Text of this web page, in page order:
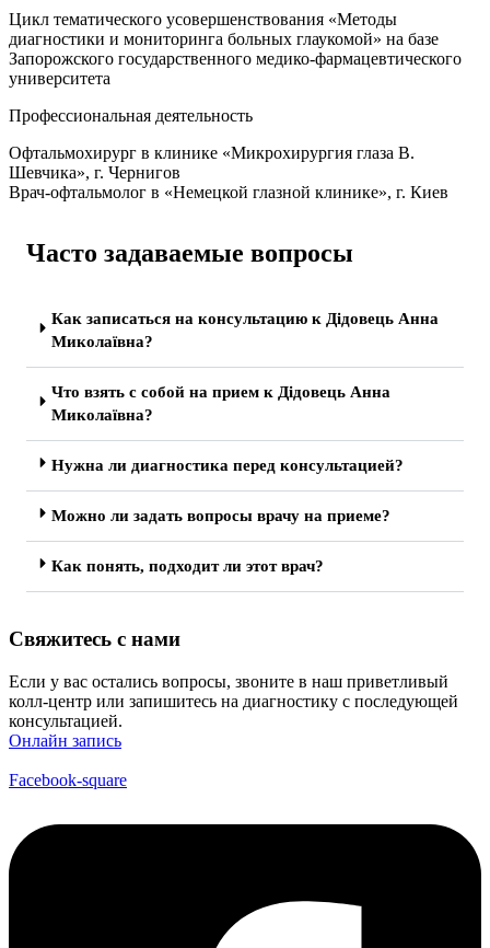
Цикл тематического усовершенствования «Методы
диагностики и мониторинга больных глаукомой» на базе
Запорожского государственного медико-фармацевтического
университета
Профессиональная деятельность
Офтальмохирург в клинике «Микрохирургия глаза В.
Шевчика», г. Чернигов
Врач-офтальмолог в «Немецкой глазной клинике», г. Киев
Часто задаваемые вопросы
Как записаться на консультацию к Дідовець Анна
Миколаївна?
Что взять с собой на прием к Дідовець Анна
Миколаївна?
Нужна ли диагностика перед консультацией?
Можно ли задать вопросы врачу на приеме?
Как понять, подходит ли этот врач?
Свяжитесь с нами
Если у вас остались вопросы, звоните в наш приветливый
колл-центр или запишитесь на диагностику с последующей
консультацией.
Онлайн запись
Facebook-square